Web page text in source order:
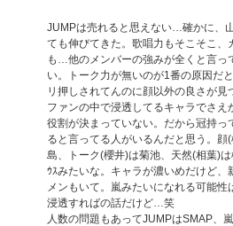
JUMPは売れると思えない…確かに、
ても伸びてきた。歌唱力もそこそこ、
も…他のメンバーの強みが全くと言っ
い。トーク力が無いのが1番の原因だ
リ押しされてんのに顔以外の良さが見
ファンの中で浸透してるキャラでさえ
役割が決まっていない。だから冠持っ
ると言ってる人がいるんだと思う。顔
島、トーク(櫻井)は菊池、天然(相葉)
ｳｽみたいな。キャラが濃いめだけど
メンもいて。嵐みたいになれる可能
浸透すればの話だけど…笑
人数の問題もあってJUMPはSMAP、